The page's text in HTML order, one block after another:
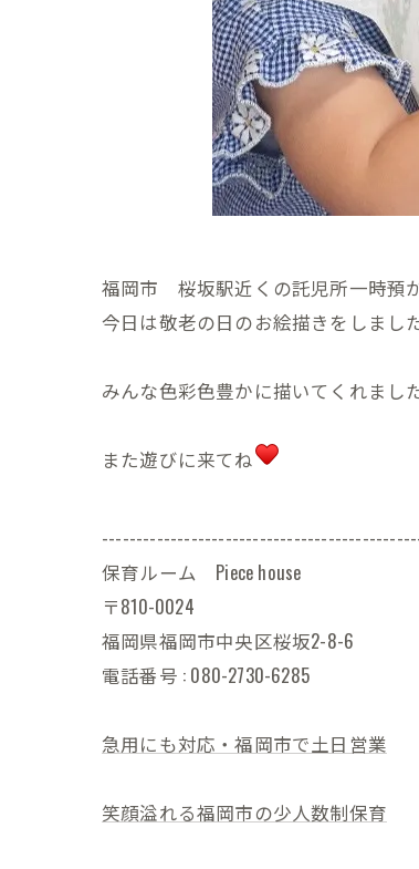
福岡市 桜坂駅近くの託児所一時預
今日は敬老の日のお絵描きをしまし
みんな色彩色豊かに描いてくれまし
また遊びに来てね
保育ルーム Piece house
〒810-0024
福岡県福岡市中央区桜坂2-8-6
電話番号 : 080-2730-6285
急用にも対応・福岡市で土日営業
笑顔溢れる福岡市の少人数制保育